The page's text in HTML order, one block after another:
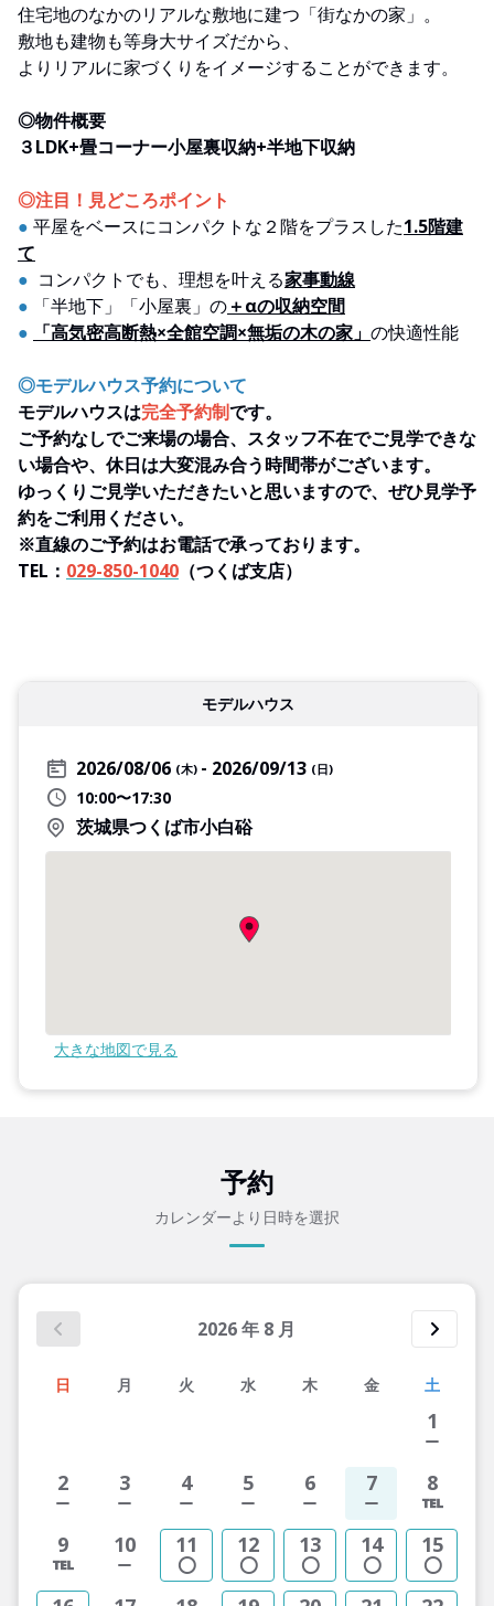
住宅地のなかのリアルな敷地に建つ「街なかの家」。
敷地も建物も等身大サイズだから、
よりリアルに家づくりをイメージすることができます。
◎物件概要
３LDK+畳コーナー小屋裏収納+半地下収納
◎注目！見どころポイント
● 平屋をベースにコンパクトな２階をプラスした1.5階建
て
● コンパクトでも、理想を叶える家事動線
● 「半地下」「小屋裏」の＋αの収納空間
●
「高気密高断熱×全館空調×無垢の木の家」 の快適性能
◎モデルハウス予約について
モデルハウスは完全予約制です。
ご予約なしでご来場の場合、スタッフ不在でご見学できな
い場合や、休日は大変混み合う時間帯がございます。
ゆっくりご見学いただきたいと思いますので、ぜひ見学予
約をご利用ください。
※直線のご予約はお電話で承っております。
TEL： 029-850-1040 （つくば支店）
モデルハウス
2026/08/06 (木) 2026/09/13 (日)
10:00〜17:30
茨城県つくば市小白硲
大きな地図で見る
予約
カレンダーより日時を選択
2026年 8 月
日 月 火 水 木 金 土
1
2 3 4 5 6 7 8
9 10 11 12 13 14 15